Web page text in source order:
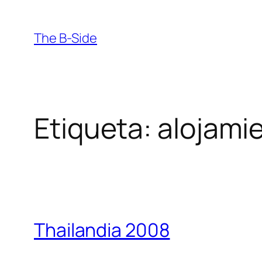
contenido
The B-Side
Etiqueta:
Thailandia 2008